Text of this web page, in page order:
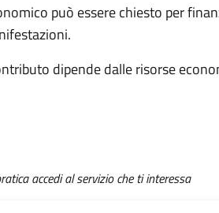
può essere chiesto per
dipende dalle risorse
accedi al servizio che ti interessa